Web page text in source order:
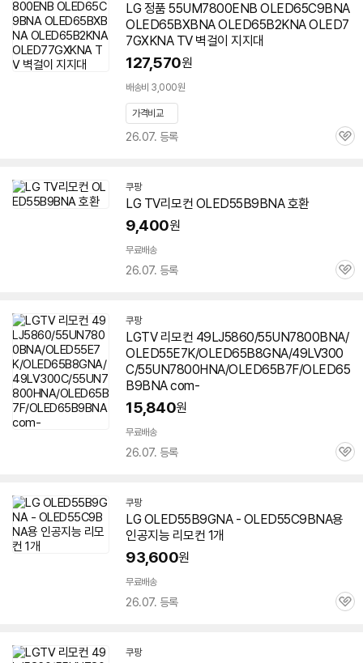
LG 정품 55UM7800ENB OLED65C9BNA
OLED65BXBNA OLED65B2KNA OLED7
7GXKNA TV 벽걸이 지지대
127,570원
배송비 3,000원
가격비교
26.07. 등록
관
쿠팡
LG TV리모컨 OLED55B9BNA 호환
9,400원
무료배송
26.07. 등록
관
쿠팡
LGTV 리모컨 49LJ5860/55UN7800BNA/
OLED55E7K/OLED65B8GNA/49LV300
C/55UN7800HNA/OLED65B7F/OLED65
B9BNA com-
15,840원
무료배송
26.07. 등록
관
쿠팡
LG OLED55B9GNA - OLED55C9BNA용
인공지능 리모컨 1개
93,600원
무료배송
26.07. 등록
관
쿠팡
세부정보 열기/접기